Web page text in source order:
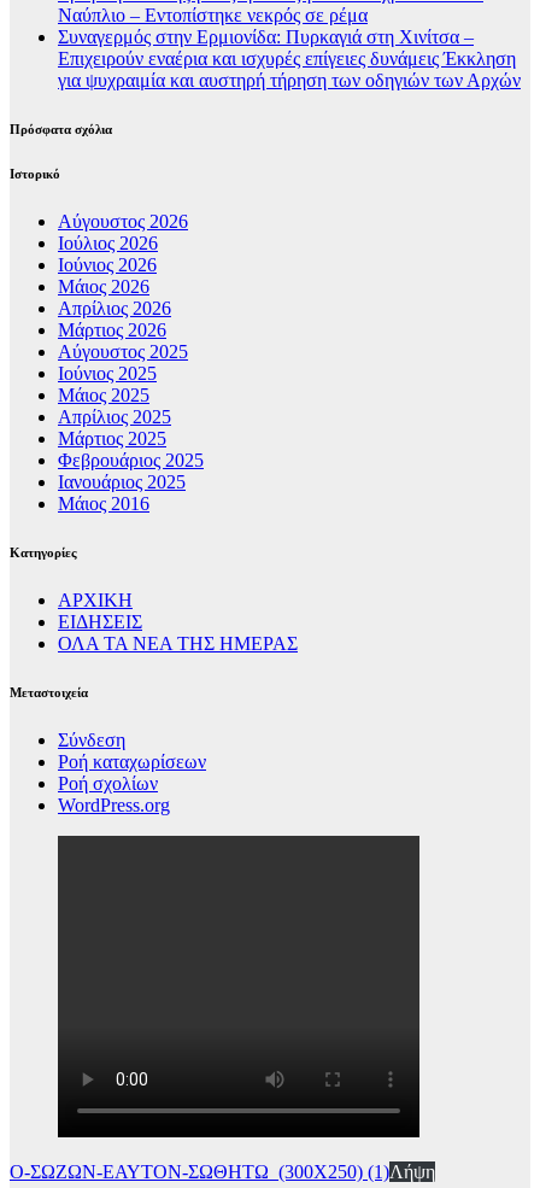
Ναύπλιο – Εντοπίστηκε νεκρός σε ρέμα
Συναγερμός στην Ερμιονίδα: Πυρκαγιά στη Χινίτσα –
Επιχειρούν εναέρια και ισχυρές επίγειες δυνάμεις Έκκληση
για ψυχραιμία και αυστηρή τήρηση των οδηγιών των Αρχών
Πρόσφατα σχόλια
Ιστορικό
Αύγουστος 2026
Ιούλιος 2026
Ιούνιος 2026
Μάιος 2026
Απρίλιος 2026
Μάρτιος 2026
Αύγουστος 2025
Ιούνιος 2025
Μάιος 2025
Απρίλιος 2025
Μάρτιος 2025
Φεβρουάριος 2025
Ιανουάριος 2025
Μάιος 2016
Kατηγορίες
ΑΡΧΙΚΗ
ΕΙΔΗΣΕΙΣ
ΟΛΑ ΤΑ ΝΕΑ ΤΗΣ ΗΜΕΡΑΣ
Μεταστοιχεία
Σύνδεση
Ροή καταχωρίσεων
Ροή σχολίων
WordPress.org
Ο-ΣΩΖΩΝ-ΕΑΥΤΟΝ-ΣΩΘΗΤΩ_(300Χ250) (1)Λήψη